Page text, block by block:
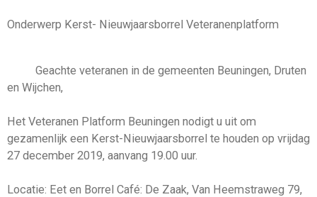
Onderwerp Kerst- Nieuwjaarsborrel Veteranenplatform
Geachte veteranen in de gemeenten Beuningen, Druten
en Wijchen,
Het Veteranen Platform Beuningen nodigt u uit om
gezamenlijk een Kerst-Nieuwjaarsborrel te houden op vrijdag
27 december 2019, aanvang 19.00 uur.
Locatie: Eet en Borrel Café: De Zaak, Van Heemstraweg 79,